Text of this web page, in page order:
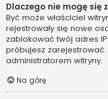
Dlaczego nie mogę się
Być może właściciel
rejestrowały się nowe
zablokować twój adres
próbujesz
administratorem witryny.
Na górę